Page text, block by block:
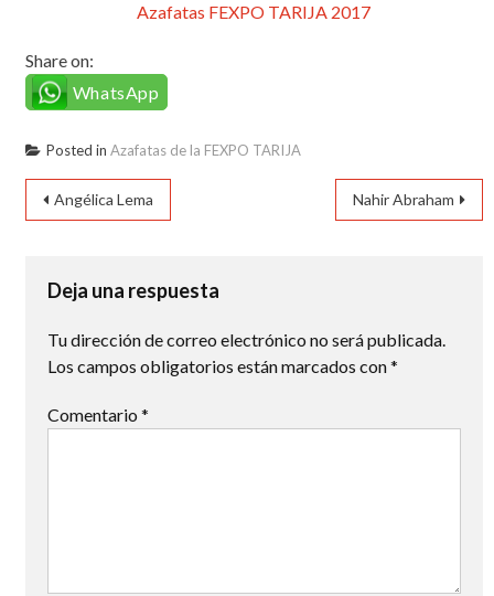
Azafatas FEXPO TARIJA 2017
Share on:
WhatsApp
Posted in Azafatas de la FEXPO TARIJA
Navegación
entradas
Angélica Lema Nahir Abraham
Deja una respuesta
Tu dirección de correo electrónico no será publicada.
Los campos obligatorios están marcados con*
Comentario *